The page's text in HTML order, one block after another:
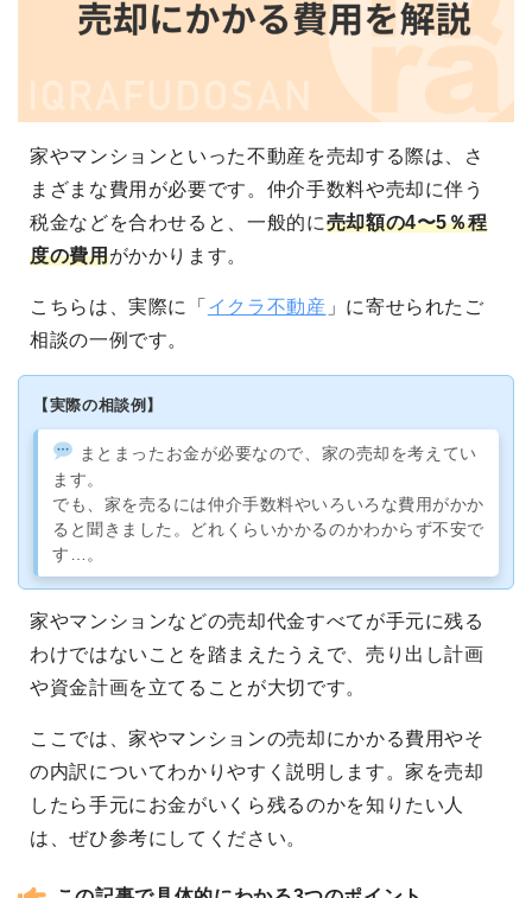
家やマンションといった不動産を売却する際は、さ
まざまな費用が必要です。仲介手数料や売却に伴う
税金などを合わせると、一般的に売却額の4〜5％程
度の費用がかかります。
こちらは、実際に「 イクラ不動産 」に寄せられたご
相談の一例です。
【実際の相談例】
まとまったお金が必要なので、家の売却を考えてい
ます。
でも、家を売るには仲介手数料やいろいろな費用がかか
ると聞きました。どれくらいかかるのかわからず不安で
す…。
家やマンションなどの売却代金すべてが手元に残る
わけではないことを踏まえたうえで、売り出し計画
や資金計画を立てることが大切です。
ここでは、家やマンションの売却にかかる費用やそ
の内訳についてわかりやすく説明します。家を売却
したら手元にお金がいくら残るのかを知りたい人
は、ぜひ参考にしてください。